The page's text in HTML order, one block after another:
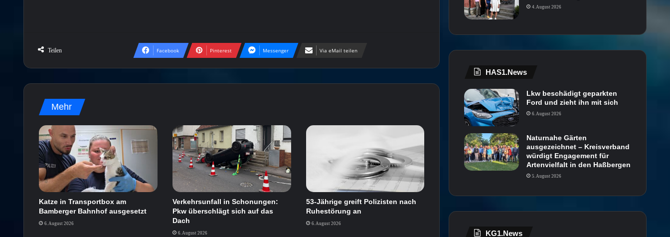
Teilen Facebook Pinterest Messenger Via eMail teilen
Mehr
Katze in Transportbox am
Bamberger Bahnhof ausgesetzt
6. August 2026
Verkehrsunfall in Schonungen:
Pkw überschlägt sich auf das
Dach
6. August 2026
53-Jährige greift Polizisten nach
Ruhestörung an
6. August 2026
4. August 2026
HAS1.News
Lkw beschädigt geparkten
Ford und zieht ihn mit sich
6. August 2026
Naturnahe Gärten
ausgezeichnet – Kreisverband
würdigt Engagement für
Artenvielfalt in den Haßbergen
5. August 2026
KG1.News